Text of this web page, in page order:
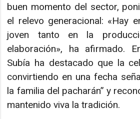
buen momento del sector,
el relevo generacional: «Hay
joven tanto en la
elaboración», ha afirmado.
Subía ha destacado que la
convirtiendo en una fecha
la familia del pacharán” y
mantenido viva la tradición.